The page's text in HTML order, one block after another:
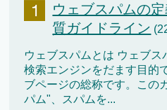
ウェブスパムの
質ガイドライン
ウェブスパムとは ウェブ
検索エンジンをだます目的
ブページの総称です。この
パム"、スパムを...